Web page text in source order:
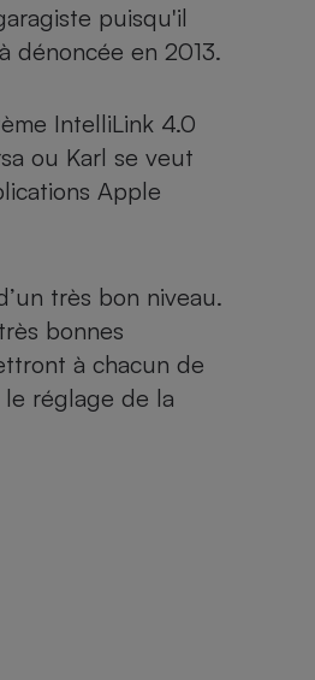
puisqu'il
dénoncée en 2013.
IntelliLink 4.0
ou Karl se veut
Apple
très bon niveau.
bonnes
à chacun de
le réglage de la